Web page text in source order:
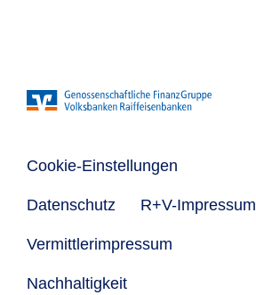
Cookie-Einstellungen
Datenschutz R+V-Impressum
Vermittlerimpressum
Nachhaltigkeit